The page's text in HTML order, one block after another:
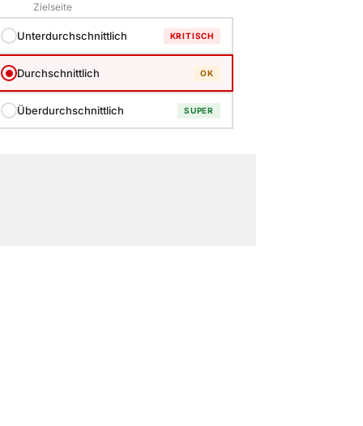
Zielseite
Unterdurchschnittlich KRITISCH
Durchschnittlich OK
Überdurchschnittlich SUPER